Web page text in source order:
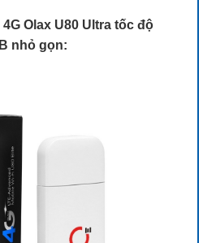
Olax U80 Ultra tốc độ
nhỏ gọn: